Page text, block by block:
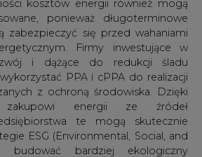
ponieważ długoterminowe
zabezpieczyć się przed wahaniami
Firmy inwestujące w
i dążące do redukcji śladu
PPA i cPPA do realizacji
z ochroną środowiska. Dzięki
zakupowi energii ze źródeł
te mogą skutecznie
ESG (Environmental, Social, and
budować bardziej ekologiczny